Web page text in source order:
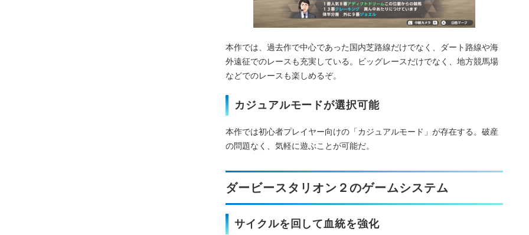
本作では、過去作で中心であった国内芝路線だけでなく、ダート路線や海
外遠征でのレースも充実している。ビッグレースだけでなく、地方競馬場
などでのレースも楽しめるぞ。
カジュアルモードが選択可能
本作では初心者プレイヤー向けの「カジュアルモード」が存在する。破産
の問題なく、気軽に遊ぶことが可能だ。
ダービースタリオン２のゲームシステム
サイクルを回して血統を強化